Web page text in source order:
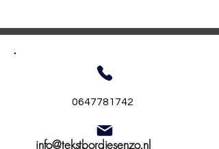
0647781742
info@tekstbordjesenzo.nl